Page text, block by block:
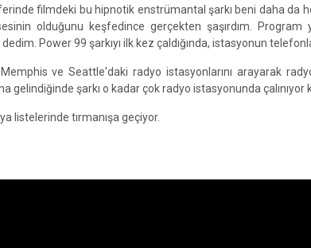
filmdeki bu hipnotik enstrümantal şarkı beni daha da
olduğunu keşfedince gerçekten şaşırdım.
Power 99 şarkıyı ilk kez çaldığında, istasyonun
ve Seattle'daki radyo istasyonlarını arayarak
gelindiğinde şarkı o kadar çok radyo istasyonunda çalınıyor
listelerinde tırmanışa geçiyor.